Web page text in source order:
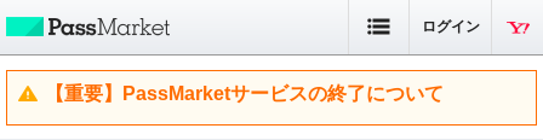
ログイン
【重要】PassMarketサービスの終了について